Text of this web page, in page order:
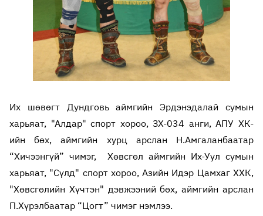
Их шөвөгт Дундговь аймгийн Эрдэнэдалай сумын
харьяат, "Алдар" спорт хороо, ЗХ-034 анги, АПУ ХК-
ийн бөх, аймгийн хурц арслан Н.Амгаланбаатар
“Хичээнгүй” чимэг, Хөвсгөл аймгийн Их-Уул сумын
харьяат, "Сүлд" спорт хороо, Азийн Идэр Цамхаг ХХК,
"Хөвсгөлийн Хүчтэн" дэвжээний бөх, аймгийн арслан
П.Хүрэлбаатар “Цогт” чимэг нэмлээ.